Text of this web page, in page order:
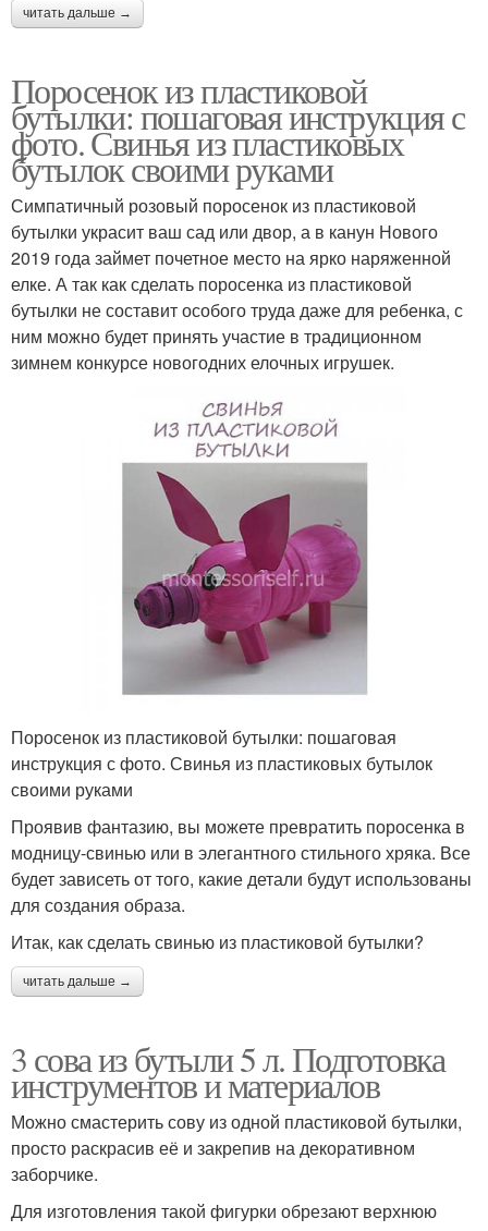
читать дальше →
Поросенок из пластиковой
бутылки: пошаговая инструкция с
фото. Свинья из пластиковых
бутылок своими руками
Симпатичный розовый поросенок из пластиковой
бутылки украсит ваш сад или двор, а в канун Нового
2019 года займет почетное место на ярко наряженной
елке. А так как сделать поросенка из пластиковой
бутылки не составит особого труда даже для ребенка, с
ним можно будет принять участие в традиционном
зимнем конкурсе новогодних елочных игрушек.
Поросенок из пластиковой бутылки: пошаговая
инструкция с фото. Свинья из пластиковых бутылок
своими руками
Проявив фантазию, вы можете превратить поросенка в
модницу-свинью или в элегантного стильного хряка. Все
будет зависеть от того, какие детали будут использованы
для создания образа.
Итак, как сделать свинью из пластиковой бутылки?
читать дальше →
3 сова из бутыли 5 л. Подготовка
инструментов и материалов
Можно смастерить сову из одной пластиковой бутылки,
просто раскрасив её и закрепив на декоративном
заборчике.
Для изготовления такой фигурки обрезают верхнюю